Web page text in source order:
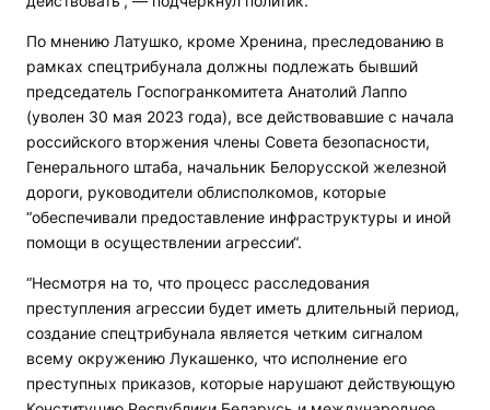
По мнению Латушко, кроме Хренина, преследованию в
рамках спецтрибунала должны подлежать бывший
председатель Госпогранкомитета Анатолий Лаппо
(уволен 30 мая 2023 года), все действовавшие с начала
российского вторжения члены Совета безопасности,
Генерального штаба, начальник Белорусской железной
дороги, руководители облисполкомов, которые
“обеспечивали предоставление инфраструктуры и иной
помощи в осуществлении агрессии“.
“Несмотря на то, что процесс расследования
преступления агрессии будет иметь длительный период,
создание спецтрибунала является четким сигналом
всему окружению Лукашенко, что исполнение его
преступных приказов, которые нарушают действующую